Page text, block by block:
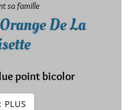
sa famille
De La
point bicolor
PLUS